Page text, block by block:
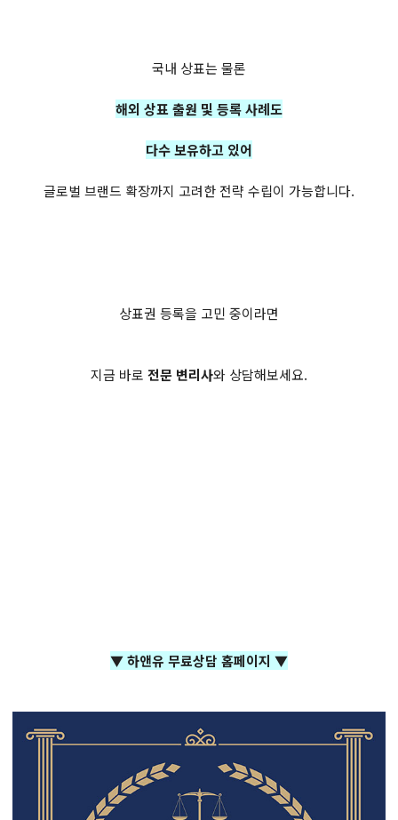
국내 상표는 물론
해외 상표 출원 및 등록 사례도
다수 보유하고 있어
글로벌 브랜드 확장까지 고려한 전략 수립이 가능합니다.
상표권 등록을 고민 중이라면
지금 바로 전문 변리사와 상담해보세요.
▼ 하앤유 무료상담 홈페이지 ▼